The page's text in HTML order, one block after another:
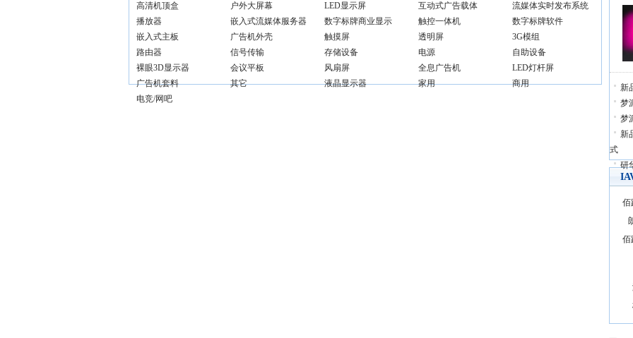
高清机顶盒
户外大屏幕 LED显示屏 互动式广告载体
流媒体实时发布系统
播放器
嵌入式流媒体服务器 数字标牌商业显示 触控一体机
数字标牌软件
嵌入式主板
广告机外壳 触摸屏 透明屏
3G模组
路由器
信号传输 存储设备 电源
自助设备
裸眼3D显示器
会议平板 风扇屏 全息广告机
LED灯杆屏
广告机套料
其它 液晶显示器 家用
商用
电竞/网吧
新
梦
梦
新
式
研
佰
佰